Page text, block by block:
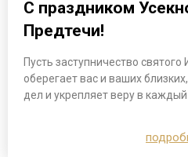
С праздником
Предтечи!
Пусть заступничество
оберегает вас и ваших
дел и укрепляет веру в